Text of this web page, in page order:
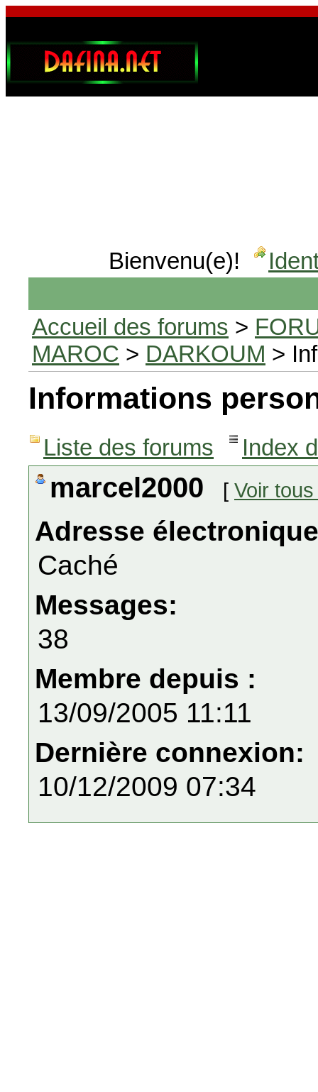
Bienvenu(e)!
Accueil des forums >
MAROC > DARKOUM >
Informations
Liste des forums Index
marcel2000 [ Voir
Adresse
Caché
Messages:
38
Membre depuis :
13/09/2005 11:11
Dernière connexion:
10/12/2009 07:34